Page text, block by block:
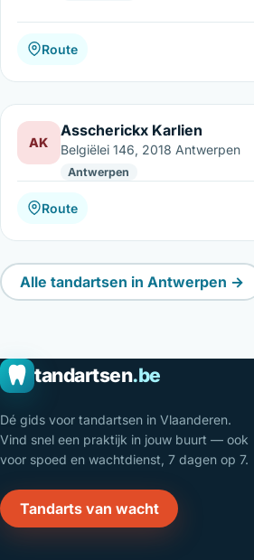
Route
AK
Asscherickx Karlien
Belgiëlei 146, 2018 Antwerpen
Antwerpen
Route
Alle tandartsen in Antwerpen →
tandartsen.be
Dé gids voor tandartsen in Vlaanderen.
Vind snel een praktijk in jouw buurt — ook
voor spoed en wachtdienst, 7 dagen op 7.
Tandarts van wacht